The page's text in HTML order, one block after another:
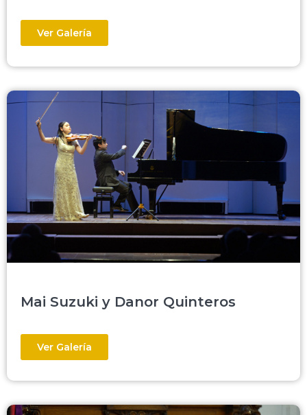
Ver Galería
Mai Suzuki y Danor Quinteros
Ver Galería